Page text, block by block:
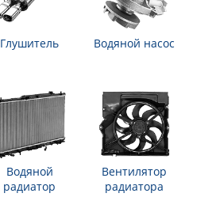
Глушитель Водяной насос
Водяной
радиатор
Вентилятор
радиатора